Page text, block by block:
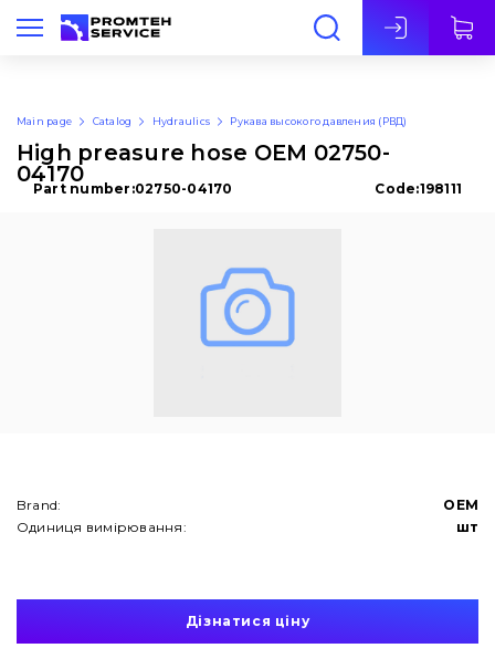
Eng
Main page Catalog Hydraulics Рукава высокого давления (РВД)
High preasure hose OEM 02750-
04170
Part number:02750-04170 Code:198111
Brand:
OEM
Одиниця вимірювання:
шт
Дізнатися ціну